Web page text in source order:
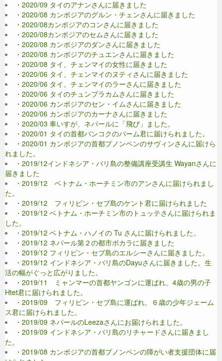
・2020/09 タイのアナンさんに届きました
・2020/08 カンボジアのグルン・チェンさんに届きました
・2020/08カンボジアのコンさんに届きました
・2020/08カンボジアのセムさんに届きました
・2020/08 カンボジアのダンさんに届きました
・2020/08 カンボジアのチュエンさんに届きました
・2020/08 タイ、チェンマイの女性に届きました
・2020/06 タイ、チェンマイのヌティさんに届きました
・2020/06 タイ、チェンマイのラーさんに届きました
・2020/06 タイのチュンプラカムさんに届きました
・2020/06 カンボジアのセン・イムさんに届きました
・2020/06 カンボジアのカーナさんに届きました
・2020/03 車いすが、ネパールに「飛び」ました。
・2020/01 タイの首都バンコクのパーム君に届けられました。
・2020/01 カンボジアの首都プノンペンのサヴィンさんに届けら
れました。
・2019/12インドネシア・バリ島の整備講座受講生 Wayanさんに
届きました
・2019/12 ベトナム・ホーチミン市のアンさんに届けられまし
た。
・2019/12 フィリピン・セブ島のケント君に届けられました
・2019/12 ベトナム・ホーチミン市のトュッテさんに届けられま
した。
・2019/12 ベトナム・ハノイの Tu さんに届けられました。
・2019/12 ネパール第２の都市ポカラに届きました
・2019/12 フィリピン・セブ島のエルシーさんに届きました。
・2019/12 インドネシア・バリ島のDayuさんに届きました。生
活の幅がぐっと広がりました。
・2019/11 ミャンマーの首都ヤンゴンに運ばれ、4歳の男の子
Htet君に届けられました。
・2019/09 フィリピン・セブ島に運ばれ、６歳の少年ジェーム
ス君に届けられました。
・2019/09 ネパールのLeezaさんにお届けられました。
・2019/09 インドネシア・バリ島のリチャードさんに届きまし
た。
・2019/08 カンボジアの首都プノンペンの障がい者支援団体に届